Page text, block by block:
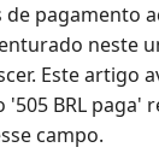
pagamento
neste
Este artigo
'505 BRL paga'
campo.